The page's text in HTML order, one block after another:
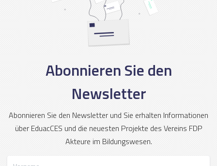
Abonnieren Sie den
Newsletter
Abonnieren Sie den Newsletter und Sie erhalten Informationen
über EduacCES und die neuesten Projekte des Vereins FDP
Akteure im Bildungswesen.